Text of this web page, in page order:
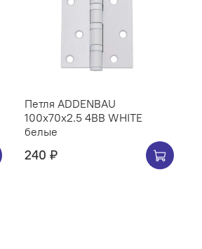
Петля ADDENBAU
100х70х2.5 4BB WHITE
белые
240 ₽